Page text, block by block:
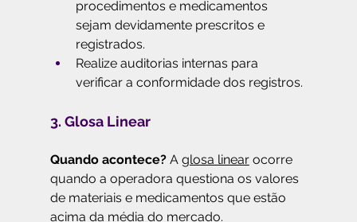
procedimentos e medicamentos
sejam devidamente prescritos e
registrados.
Realize auditorias internas para
verificar a conformidade dos registros.
3. Glosa Linear
Quando acontece? A glosa linear ocorre
quando a operadora questiona os valores
de materiais e medicamentos que estão
acima da média do mercado.